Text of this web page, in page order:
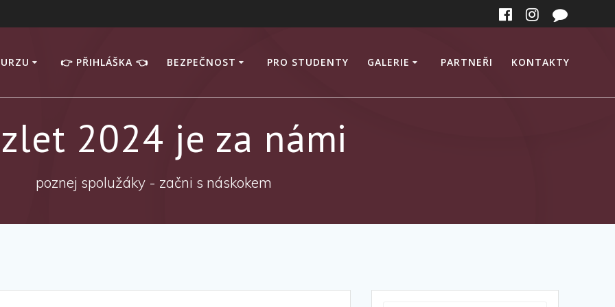
👉 PŘIHLÁŠKA 👈 BEZPEČNOST PRO STUDENTY GALERIE PARTNEŘI KONTAKTY
2024 je za námi
poznej spolužáky - začni s náskokem